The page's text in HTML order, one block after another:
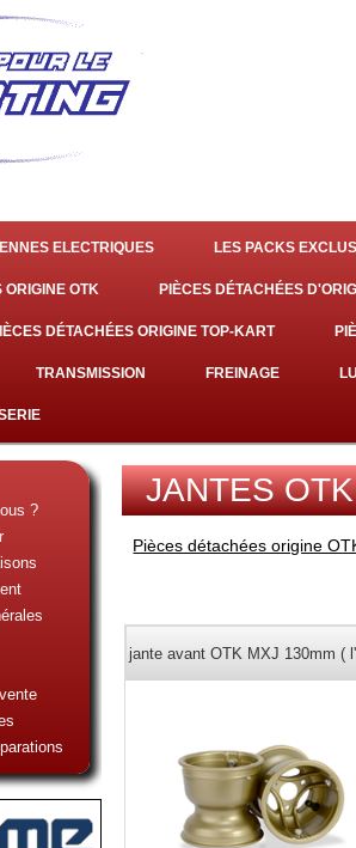
ELECTRIQUES LES PACKS
ORIGINE OTK PIÈCES DÉTACHÉES
DÉTACHÉES ORIGINE TOP-KART
TRANSMISSION FREINAGE
?
JANTES OTK
Pièces détachées origine
jante avant OTK MXJ 130mm (